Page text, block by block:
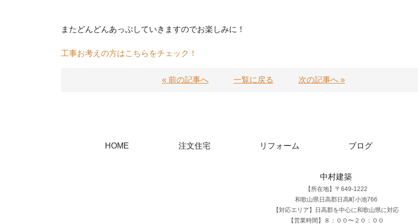
またどんどんあっぷしていきますのでお楽しみに！
工事お考えの方はこちらをチェック！
« 前の記事へ 一覧に戻る 次の記事へ »
HOME 注文住宅 リフォーム ブログ
中村建築
【所在地】〒649-1222
和歌山県日高郡日高町小池766
【対応エリア】日高郡を中心に和歌山県に対応
【営業時間】８：００〜２０：００